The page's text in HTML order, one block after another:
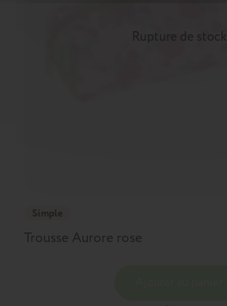
Rupture de stock
Simple
Trousse Aurore rose